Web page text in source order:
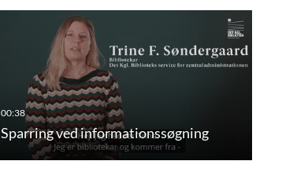
Sparring ved informationssøgning